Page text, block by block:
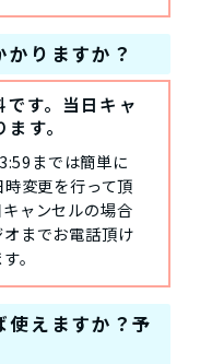
りますか？
す。当日キャ
す。
までは簡単に
変更を行って頂
ャンセルの場合
までお電話頂け
。
使えますか？予